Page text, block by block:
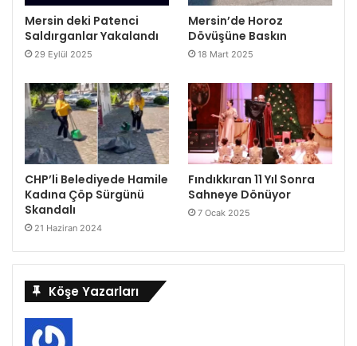
Mersin deki Patenci
Saldırganlar Yakalandı
29 Eylül 2025
Mersin’de Horoz
Dövüşüne Baskın
18 Mart 2025
CHP’li Belediyede Hamile
Kadına Çöp Sürgünü
Skandalı
21 Haziran 2024
Fındıkkıran 11 Yıl Sonra
Sahneye Dönüyor
7 Ocak 2025
Köşe Yazarları